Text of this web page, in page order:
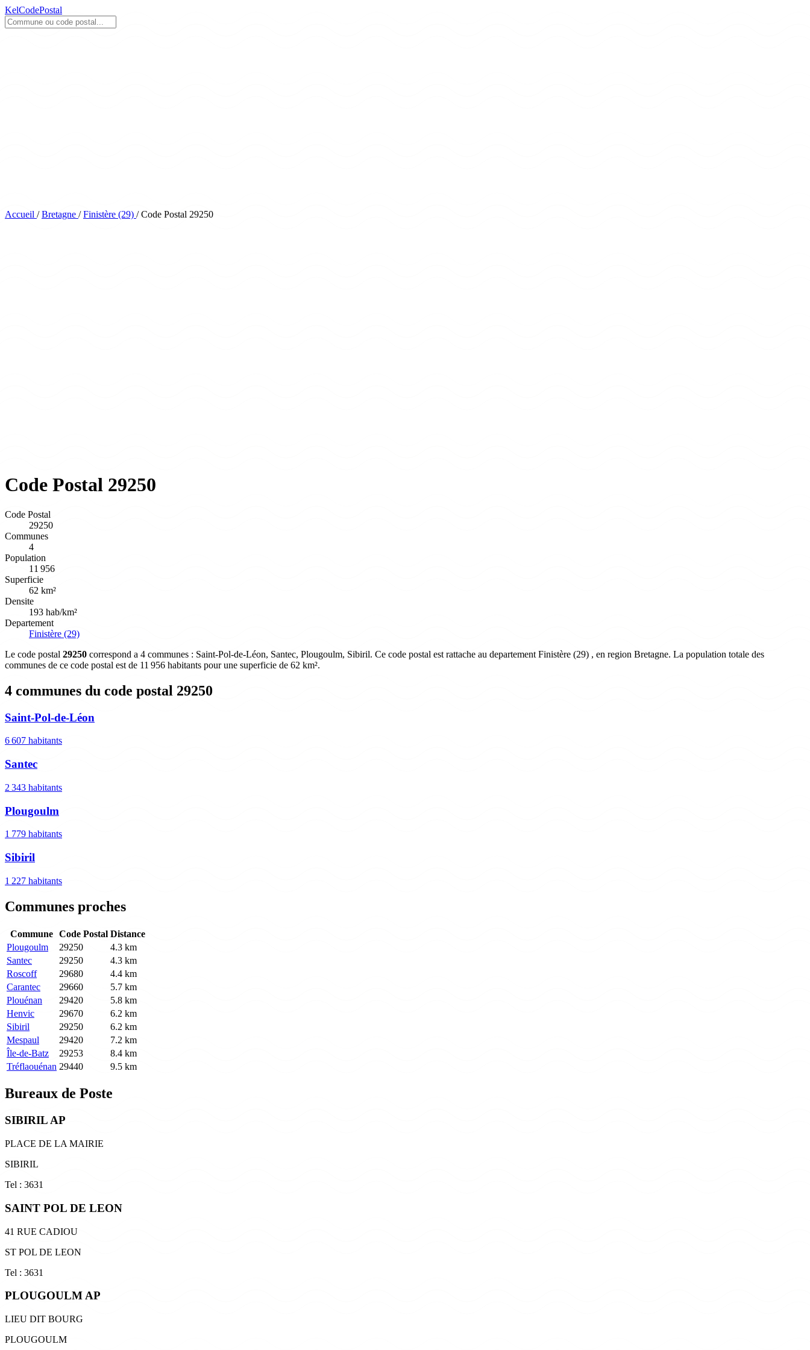
KelCodePostal
Accueil / Bretagne / Finistère (29) / Code Postal 29250
Code Postal 29250
Code Postal
29250
Communes
4
Population
11 956
Superficie
62 km²
Densite
193 hab/km²
Departement
Finistère (29)
Le code postal 29250 correspond a 4 communes : Saint-Pol-de-Léon, Santec, Plougoulm, Sibiril. Ce code postal est rattache au departement Finistère (29) , en region Bretagne. La population totale des
communes de ce code postal est de 11 956 habitants pour une superficie de 62 km².
4 communes du code postal 29250
Saint-Pol-de-Léon
6 607 habitants
Santec
2 343 habitants
Plougoulm
1 779 habitants
Sibiril
1 227 habitants
Communes proches
Commune Code Postal Distance
Plougoulm
29250
4.3 km
Santec
29250
4.3 km
Roscoff
29680
4.4 km
Carantec
29660
5.7 km
Plouénan
29420
5.8 km
Henvic
29670
6.2 km
Sibiril
29250
6.2 km
Mespaul
29420
7.2 km
Île-de-Batz
29253
8.4 km
Tréflaouénan 29440 9.5 km
Bureaux de Poste
SIBIRIL AP
PLACE DE LA MAIRIE
SIBIRIL
Tel : 3631
SAINT POL DE LEON
41 RUE CADIOU
ST POL DE LEON
Tel : 3631
PLOUGOULM AP
LIEU DIT BOURG
PLOUGOULM